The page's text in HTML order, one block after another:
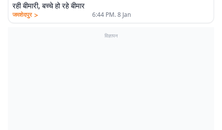
रही बीमारी, बच्चे हो रहे बीमार
जमशेदपुर > 6:44 PM. 8 Jan
विज्ञापन